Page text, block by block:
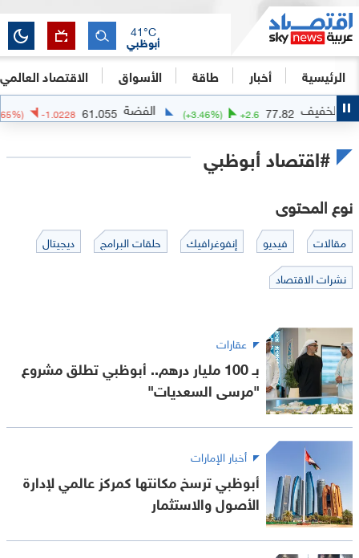
الرئيسية أخبار طاقة الأسواق الاقتصاد العالمي
أبوظبي
41°C
+2.6
+3.46%) الفضة 61.055
-1.0228
(-1.65%) الذهب
#اقتصاد أبوظبي
نوع المحتوى
مقالات فيديو إنفوغرافيك حلقات البرامج
ديجيتال
نشرات الاقتصاد
عقارات
بـ 100 مليار درهم.. أبوظبي تطلق مشروع
"مرسى السعديات"
أخبار الإمارات
أبوظبي ترسخ مكانتها كمركز عالمي لإدارة
الأصول والاستثمار